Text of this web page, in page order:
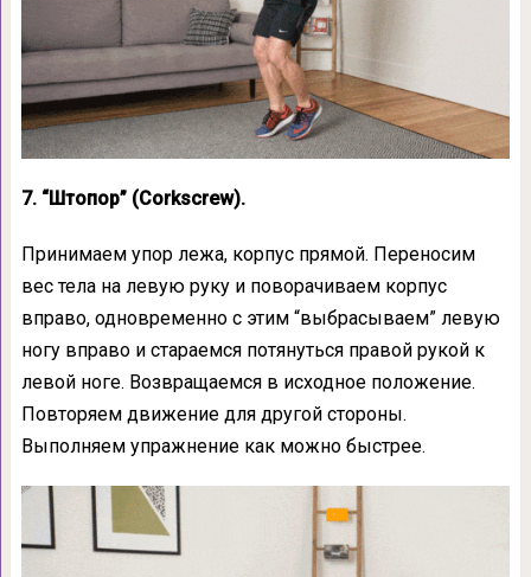
7. “Штопор” (Corkscrew).
Принимаем упор лежа, корпус прямой. Переносим
вес тела на левую руку и поворачиваем корпус
вправо, одновременно с этим “выбрасываем” левую
ногу вправо и стараемся потянуться правой рукой к
левой ноге. Возвращаемся в исходное положение.
Повторяем движение для другой стороны.
Выполняем упражнение как можно быстрее.